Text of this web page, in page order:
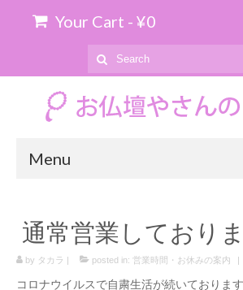
Your Cart - ¥0
Search
for:
Menu
お位牌の購入について
お仏壇のお引き取り
通常営業しておりま
by タカラ | posted in: 営業時間・お休みの案内 |
コロナウイルスで自粛生活が続いておりま